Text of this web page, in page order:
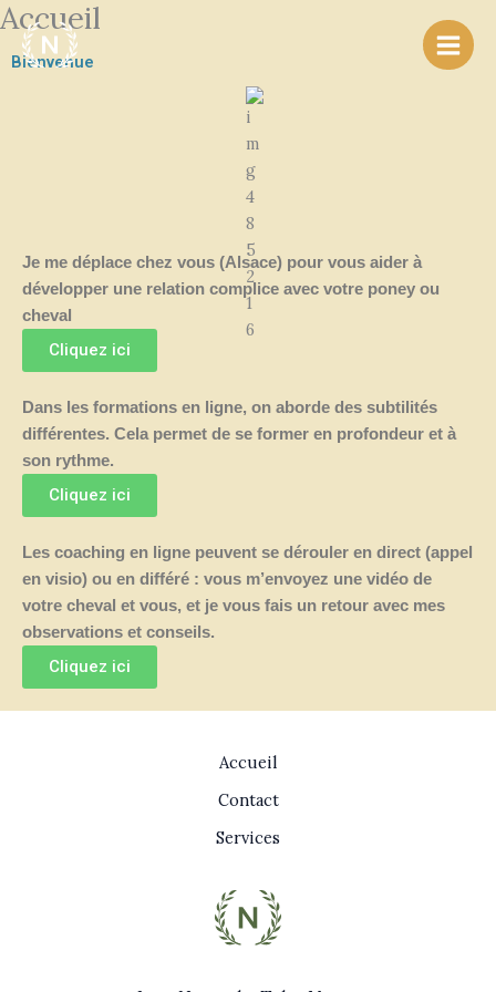
Aller
contenu
Accueil
Bienvenue
Je me déplace chez vous (Alsace) pour vous aider à
développer une relation complice avec votre poney ou
cheval
Cliquez ici
Dans les formations en ligne, on aborde des subtilités
différentes. Cela permet de se former en profondeur et à
son rythme.
Cliquez ici
Les coaching en ligne peuvent se dérouler en direct (appel
en visio) ou en différé : vous m’envoyez une vidéo de
votre cheval et vous, et je vous fais un retour avec mes
observations et conseils.
Cliquez ici
Accueil
Contact
Services